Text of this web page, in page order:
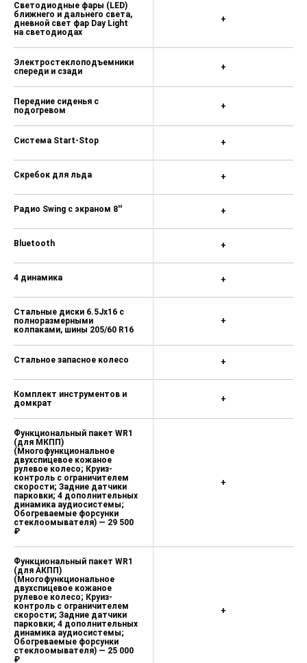
Светодиодные фары (LED)
ближнего и дальнего света,
дневной свет фар Day Light
на светодиодах
Электростеклоподъемники
спереди и сзади
Передние сиденья с
подогревом
Система Start-Stop
Скребок для льда
Радио Swing с экраном 8''
Bluetooth
4 динамика
Стальные диски 6.5Jx16 с
полноразмерными
колпаками, шины 205/60 R16
Стальное запасное колесо
Комплект инструментов и
домкрат
Функциональный пакет WR1
(для МКПП)
(Многофункциональное
двухспицевое кожаное
рулевое колесо; Круиз-
контроль с ограничителем
скорости; Задние датчики
парковки; 4 дополнительных
динамика аудиосистемы;
Обогреваемые форсунки
стеклоомывателя) — 29 500
₽
Функциональный пакет WR1
(для АКПП)
(Многофункциональное
двухспицевое кожаное
рулевое колесо; Круиз-
контроль с ограничителем
скорости; Задние датчики
парковки; 4 дополнительных
динамика аудиосистемы;
Обогреваемые форсунки
стеклоомывателя) — 25 000
₽
+
+
+
+
+
+
+
+
+
+
+
+
+